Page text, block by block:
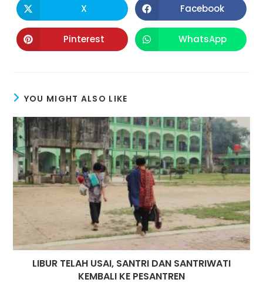
X Facebook
Pinterest WhatsApp
YOU MIGHT ALSO LIKE
LIBUR TELAH USAI, SANTRI DAN SANTRIWATI
KEMBALI KE PESANTREN